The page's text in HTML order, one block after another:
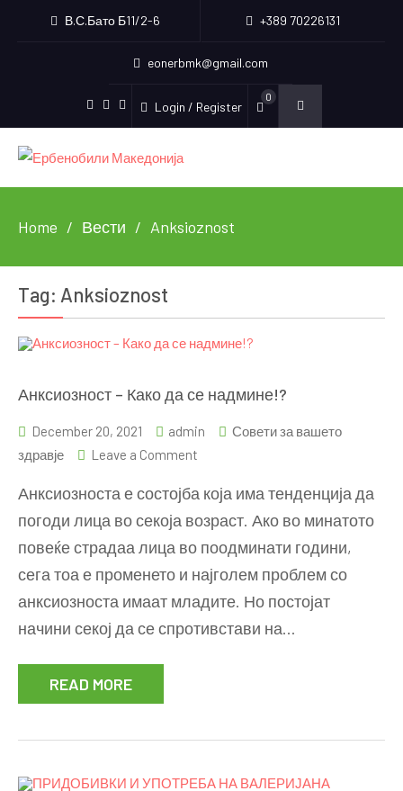
В.С.Бато Б11/2-6 +389 70226131
eonerbmk@gmail.com
Instagram
Youtube
Login / Register
0
Home Вести Anksioznost
Tag: Anksioznost
Анксиозност – Како да се надмине!?
December 20, 2021 admin
Совети за вашето
здравје
Leave a Comment
–
Како
да
се
надмине!?
Анксиозноста е состојба која има тенденција да
погоди лица во секоја возраст. Ако во минатото
повеќе страдаа лица во поодминати години,
сега тоа е променето и најголем проблем со
анксиозноста имаат младите. Но постојат
начини секој да се спротивстави на…
READ MORE